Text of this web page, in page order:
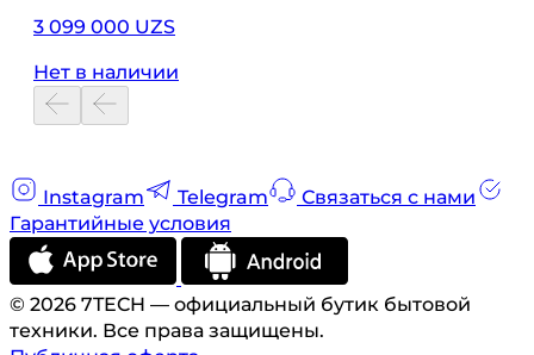
3 099 000 UZS
Нет в наличии
Instagram Telegram
Связаться с нами
Гарантийные условия
© 2026 7TECH — официальный бутик бытовой
техники. Все права защищены.